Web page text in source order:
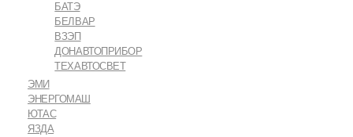
БАТЭ
БЕЛВАР
ВЗЭП
ДОНАВТОПРИБОР
ТЕХАВТОСВЕТ
ЭМИ
ЭНЕРГОМАШ
ЮТАС
ЯЗДА